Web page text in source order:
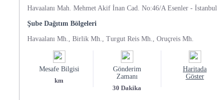
Havaalanı Mah. Mehmet Akif İnan Cad. No:46/A Esenler - İstanbul
Şube Dağıtım Bölgeleri
Havaalanı Mh., Birlik Mh., Turgut Reis Mh., Oruçreis Mh.
Mesafe Bilgisi
km
Gönderim
Zamanı
30 Dakika
Haritada
Göster